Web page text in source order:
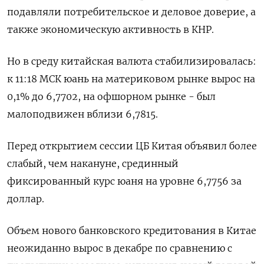
подавляли потребительское и деловое доверие, а
также экономическую активность в КНР.
Но в среду китайская валюта стабилизировалась:
к 11:18 МСК юань на материковом рынке вырос на
0,1% до​ 6,7702​, на офшорном рынке - был
малоподвижен вблизи 6,7815.
Перед открытием сессии ЦБ Китая объявил более
слабый, чем накануне, срединный
фиксированный курс юаня на уровне 6,7756 за
доллар.
Объем нового банковского кредитования в Китае
неожиданно вырос в декабре по сравнению с